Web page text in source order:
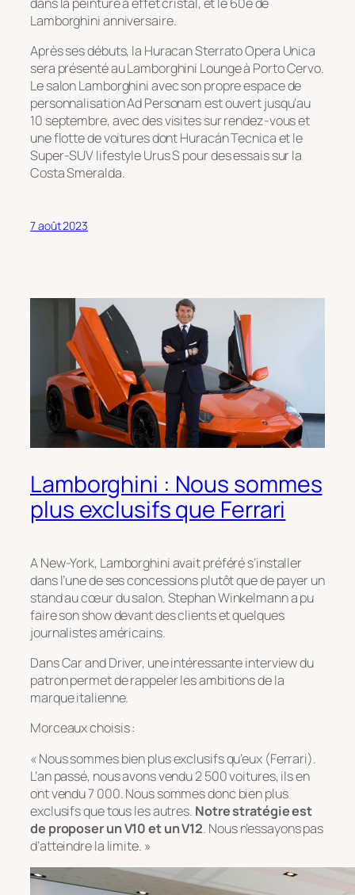
Lamborghini anniversaire.
Après ses débuts, la Huracan Sterrato Opera Unica
sera présenté au Lamborghini Lounge à Porto Cervo.
Le salon Lamborghini avec son propre espace de
personnalisation Ad Personam est ouvert jusqu’au
10 septembre, avec des visites sur rendez-vous et
une flotte de voitures dont Huracán Tecnica et le
Super-SUV lifestyle Urus S pour des essais sur la
Costa Smeralda.
7 août 2023
Lamborghini : Nous sommes
plus exclusifs que Ferrari
A New-York, Lamborghini avait préféré s’installer
dans l’une de ses concessions plutôt que de payer un
stand au cœur du salon. Stephan Winkelmann a pu
faire son show devant des clients et quelques
journalistes américains.
Dans Car and Driver, une intéressante interview du
patron permet de rappeler les ambitions de la
marque italienne.
Morceaux choisis :
« Nous sommes bien plus exclusifs qu’eux (Ferrari).
L’an passé, nous avons vendu 2 500 voitures, ils en
ont vendu 7 000. Nous sommes donc bien plus
exclusifs que tous les autres. Notre stratégie est
de proposer un V10 et un V12. Nous n’essayons pas
d’atteindre la limite. »